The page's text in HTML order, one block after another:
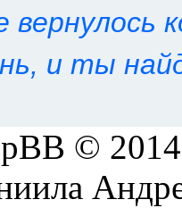
вернулось
и ты
©